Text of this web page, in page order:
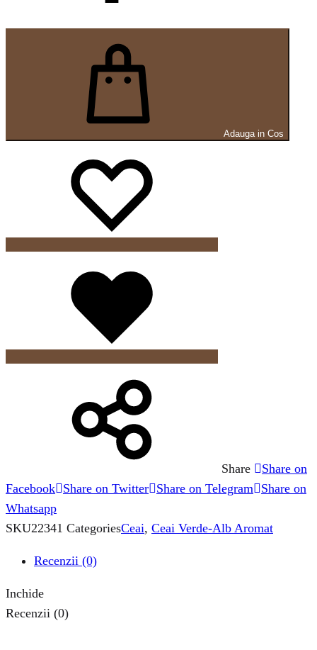
Adauga in Cos
Share
Share on
Facebook Share on Twitter Share on Telegram Share on
Whatsapp
SKU22341 CategoriesCeai, Ceai Verde-Alb Aromat
Recenzii (0)
Inchide
Recenzii (0)